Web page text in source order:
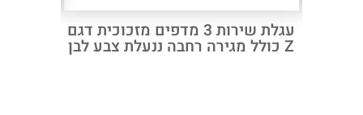
עגלת שירות 3 מדפים מזכוכית דגם
Z כולל מגירה רחבה ננעלת צבע לבן